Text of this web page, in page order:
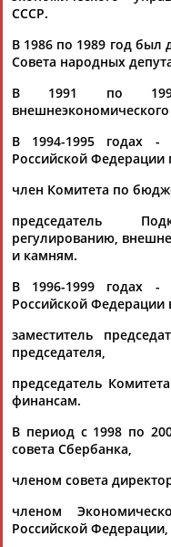
Каримжан
Аделя
Рамазан
АБДУЛАЕВ
Тагир
Камалудин
24 персон из 13181
СССР.
В 1986 по 1989 год был
Совета народных
В 1991 по
В 1994-1995 годах -
Российской Федерации
член Комитета по
председатель
регулированию,
и камням.
В 1996-1999 годах -
Российской Федерации
заместитель
председателя,
председатель
финансам.
В период с 1998 по
совета Сбербанка,
членом совета
членом
Российской Федерации,